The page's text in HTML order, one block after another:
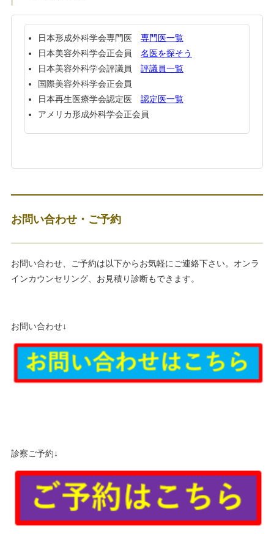
日本形成外科学会専門医 専門医一覧
日本美容外科学会正会員 名医を探そう
日本美容外科学会評議員 評議員一覧
国際美容外科学会正会員
日本再生医療学会認定医 認定医一覧
アメリカ形成外科学会正会員
お問い合わせ・ご予約
お問い合わせ、ご予約は以下からお気軽にご連絡下さい。オンラ
インカウンセリング、お見積り診断もできます。
お問い合わせ↓
診察ご予約↓